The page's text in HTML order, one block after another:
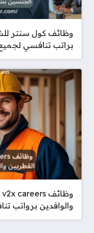
وظائف كول سنتر
براتب تنافسي
والوافدين برواتب